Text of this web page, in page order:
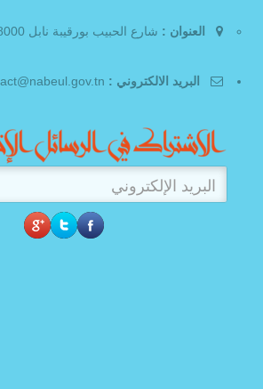
العنوان : شارع الحبيب بورقيبة نابل 8000
البريد الالكتروني :